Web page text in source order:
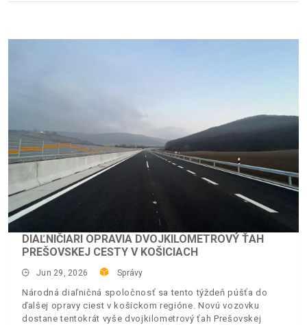
DIAĽNIČIARI OPRAVIA DVOJKILOMETROVÝ ŤAH
PREŠOVSKEJ CESTY V KOŠICIACH
Jun 29, 2026 Správy
Národná diaľničná spoločnosť sa tento týždeň púšťa do
ďalšej opravy ciest v košickom regióne. Novú vozovku
dostane tentokrát vyše dvojkilometrový ťah Prešovskej